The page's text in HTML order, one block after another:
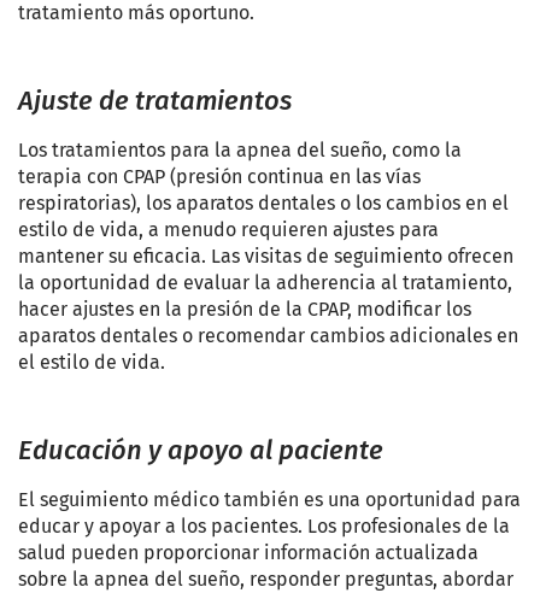
tratamiento más oportuno.
Ajuste de tratamientos
Los tratamientos para la apnea del sueño, como la
terapia con CPAP (presión continua en las vías
respiratorias), los aparatos dentales o los cambios en el
estilo de vida, a menudo requieren ajustes para
mantener su eficacia. Las visitas de seguimiento ofrecen
la oportunidad de evaluar la adherencia al tratamiento,
hacer ajustes en la presión de la CPAP, modificar los
aparatos dentales o recomendar cambios adicionales en
el estilo de vida.
Educación y apoyo al paciente
El seguimiento médico también es una oportunidad para
educar y apoyar a los pacientes. Los profesionales de la
salud pueden proporcionar información actualizada
sobre la apnea del sueño, responder preguntas, abordar